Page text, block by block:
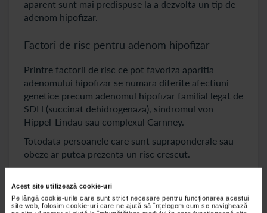
Acest site utilizează cookie-uri
Pe lângă cookie-urile care sunt strict necesare pentru funcționarea acestui
site web, folosim cookie-uri care ne ajută să înțelegem cum se navighează
aparent sunt mai predispuse la a dezvolta un tip de
adenom hipofizar.
Factori de risc pentru adenom hipofizar
Printre factorii de risc ce pot favoriza aparitia
adenomului hipofizar se numara diferite afectiuni
genetice precum adenomul hipofizar familial legat de
SDH (succinat dehidrogenaza), sindromul von
Hippel-Lindau sau complexul Carnney.
Totodata persoanele care sunt supraponderale sau
obeze ar putea prezenta un risc crescut.
Manifestarile clinice